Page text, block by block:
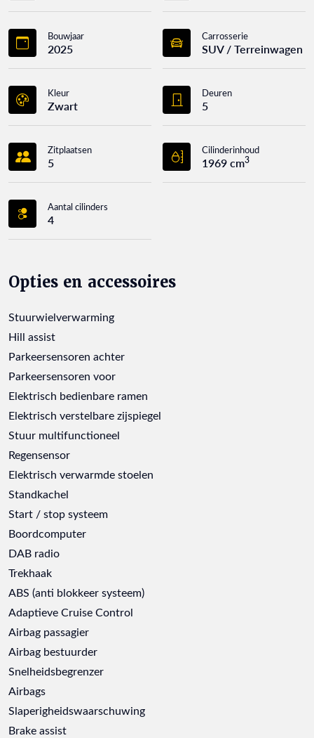
Bouwjaar
2025
Carrosserie
SUV / Terreinwagen
Kleur
Zwart
Deuren
5
Zitplaatsen
5
Cilinderinhoud
1969 cm3
Aantal cilinders
4
Opties en accessoires
Stuurwielverwarming
Hill assist
Parkeersensoren achter
Parkeersensoren voor
Elektrisch bedienbare ramen
Elektrisch verstelbare zijspiegel
Stuur multifunctioneel
Regensensor
Elektrisch verwarmde stoelen
Standkachel
Start / stop systeem
Boordcomputer
DAB radio
Trekhaak
ABS (anti blokkeer systeem)
Adaptieve Cruise Control
Airbag passagier
Airbag bestuurder
Snelheidsbegrenzer
Airbags
Slaperigheidswaarschuwing
Brake assist